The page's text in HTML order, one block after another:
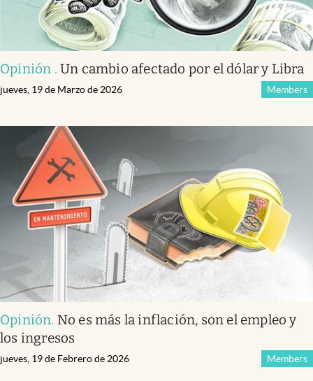
Opinión .Un cambio afectado por el dólar y Libra
Members
jueves, 19 de Marzo de 2026
Opinión. No es más la inflación, son el empleo y
los ingresos
Members
jueves, 19 de Febrero de 2026